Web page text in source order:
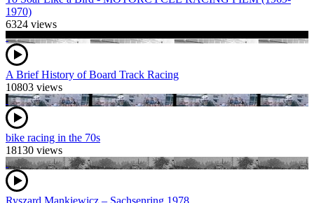
1970)
6324 views
A Brief History of Board Track Racing
10803 views
bike racing in the 70s
18130 views